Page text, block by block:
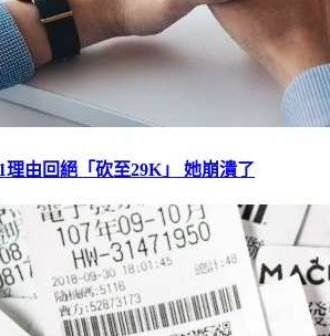
由回絕「砍至29K」 她崩潰了